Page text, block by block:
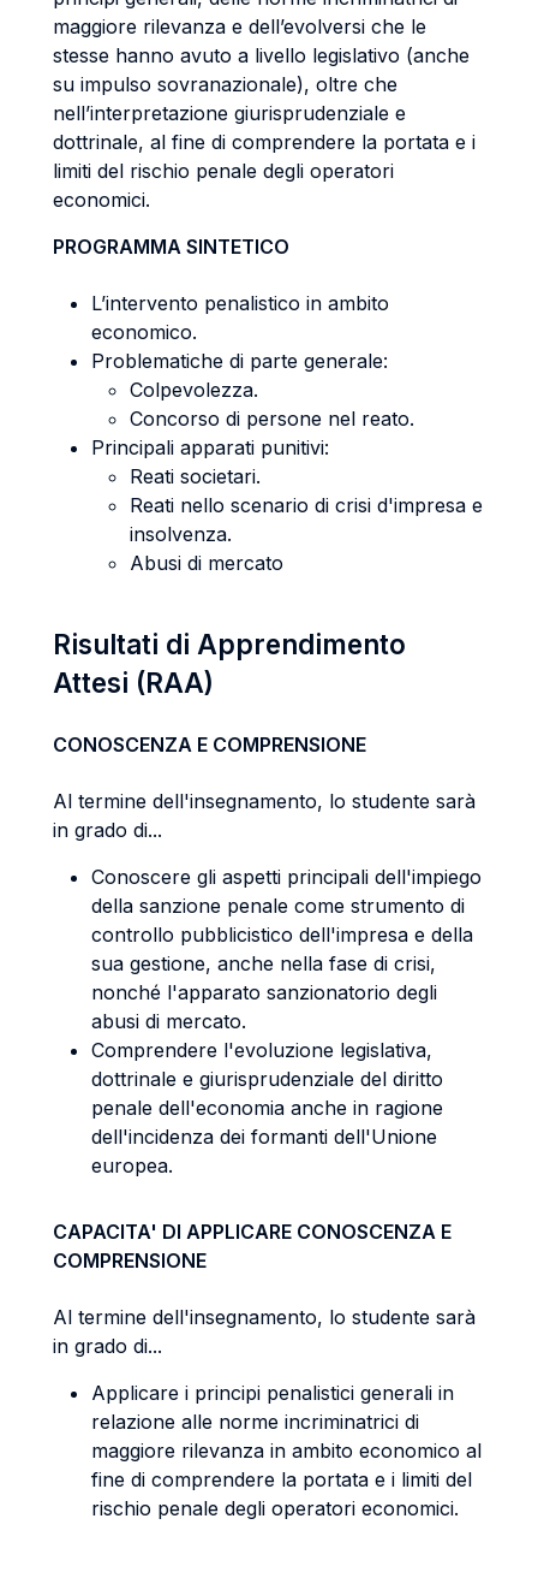
maggiore rilevanza e dell’evolversi che le
stesse hanno avuto a livello legislativo (anche
su impulso sovranazionale), oltre che
nell’interpretazione giurisprudenziale e
dottrinale, al fine di comprendere la portata e i
limiti del rischio penale degli operatori
economici.
PROGRAMMA SINTETICO
L’intervento penalistico in ambito
economico.
Problematiche di parte generale:
Colpevolezza.
Concorso di persone nel reato.
Principali apparati punitivi:
Reati societari.
Reati nello scenario di crisi d'impresa e
insolvenza.
Abusi di mercato
Risultati di Apprendimento
Attesi (RAA)
CONOSCENZA E COMPRENSIONE
Al termine dell'insegnamento, lo studente sarà
in grado di...
Conoscere gli aspetti principali dell'impiego
della sanzione penale come strumento di
controllo pubblicistico dell'impresa e della
sua gestione, anche nella fase di crisi,
nonché l'apparato sanzionatorio degli
abusi di mercato.
Comprendere l'evoluzione legislativa,
dottrinale e giurisprudenziale del diritto
penale dell'economia anche in ragione
dell'incidenza dei formanti dell'Unione
europea.
CAPACITA' DI APPLICARE CONOSCENZA E
COMPRENSIONE
Al termine dell'insegnamento, lo studente sarà
in grado di...
Applicare i principi penalistici generali in
relazione alle norme incriminatrici di
maggiore rilevanza in ambito economico al
fine di comprendere la portata e i limiti del
rischio penale degli operatori economici.